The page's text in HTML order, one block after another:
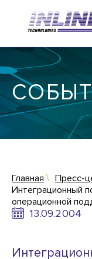
Главная Пресс-
Интеграционный
операционной
13.09.2004